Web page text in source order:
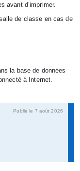
avant d’imprimer.
de classe en cas de
la base de données
à Internet.
Publié le 7 août 2026